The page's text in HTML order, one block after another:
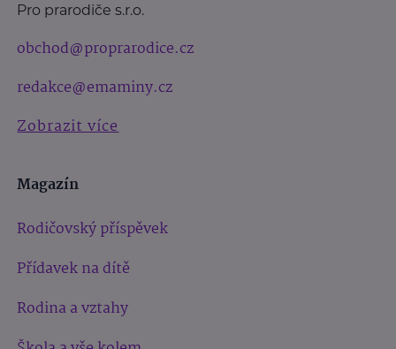
Pro prarodiče s.r.o.
obchod@proprarodice.cz
redakce@emaminy.cz
Zobrazit více
Magazín
Rodičovský příspěvek
Přídavek na dítě
Rodina a vztahy